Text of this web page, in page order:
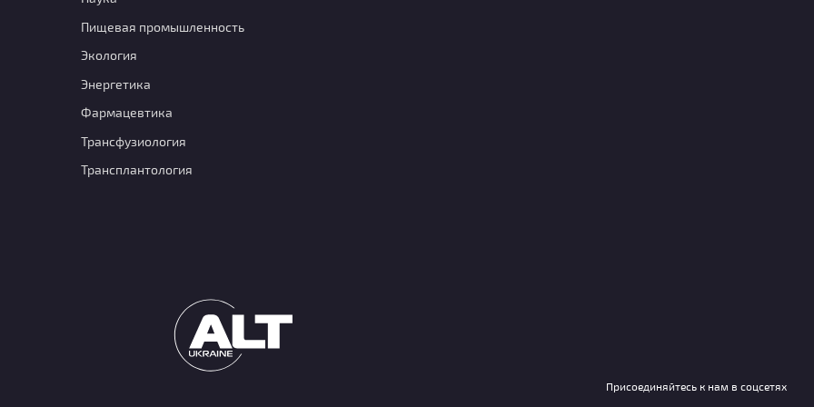
Пищевая промышленность
Экология
Энергетика
Фармацевтика
Транcфузиология
Трансплантология
Присоединяйтесь к нам в соцсетях